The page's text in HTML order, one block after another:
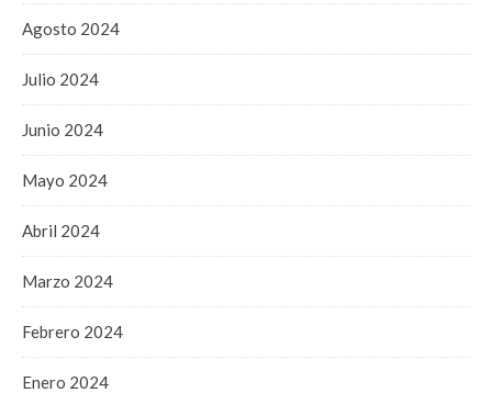
Agosto 2024
Julio 2024
Junio 2024
Mayo 2024
Abril 2024
Marzo 2024
Febrero 2024
Enero 2024